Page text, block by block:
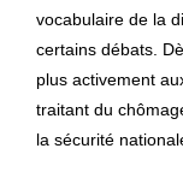
vocabulaire de la
certains débats.
plus activement
traitant du
la sécurité